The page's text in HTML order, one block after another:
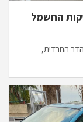
החשמל
החרדית,